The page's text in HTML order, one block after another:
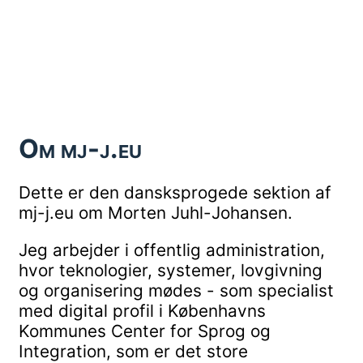
Om mj-j.eu
Dette er den dansksprogede sektion af
mj-j.eu om Morten Juhl-Johansen.
Jeg arbejder i offentlig administration,
hvor teknologier, systemer, lovgivning
og organisering mødes - som specialist
med digital profil i Københavns
Kommunes Center for Sprog og
Integration, som er det store